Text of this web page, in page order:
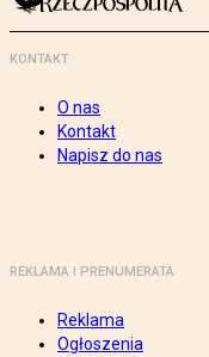
KONTAKT
O nas
Kontakt
Napisz do nas
REKLAMA I PRENUMERATA
Reklama
Ogłoszenia